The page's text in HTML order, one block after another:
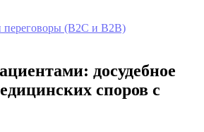
(B2C и B2B)
досудебное
споров с